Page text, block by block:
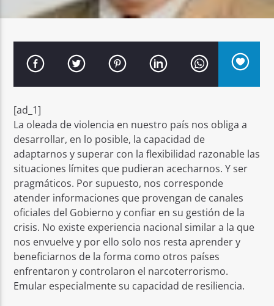
TÍTULO
ARTISTA
Señal FM
[ad_1]
La oleada de violencia en nuestro país nos obliga a
desarrollar, en lo posible, la capacidad de
adaptarnos y superar con la flexibilidad razonable las
situaciones límites que pudieran acecharnos. Y ser
pragmáticos. Por supuesto, nos corresponde
atender informaciones que provengan de canales
oficiales del Gobierno y confiar en su gestión de la
crisis. No existe experiencia nacional similar a la que
nos envuelve y por ello solo nos resta aprender y
beneficiarnos de la forma como otros países
enfrentaron y controlaron el narcoterrorismo.
Emular especialmente su capacidad de resiliencia.